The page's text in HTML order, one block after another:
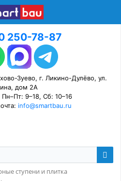
250-78-87
Зуево, г. Ликино-Дулёво, ул.
дом 2А
9–18, Сб: 10–16
info@smartbau.ru
ступени и плитка